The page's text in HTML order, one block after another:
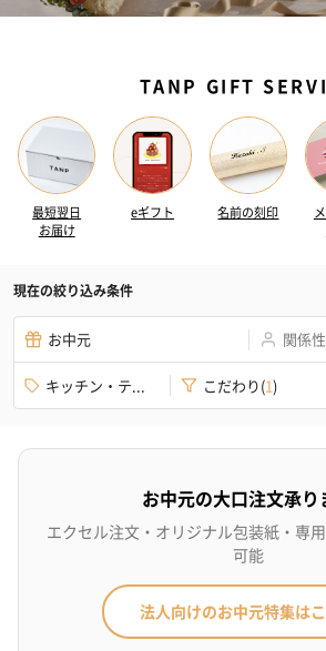
TANP GIFT
最短翌日
お届け
eギフト 名前の刻印
現在の絞り込み条件
お中元 関係性
キッチン・テ... こだわり(1)
お中元の大口注文承り
エクセル注文・オリジナル包装紙・専
可能
法人向けのお中元特集は